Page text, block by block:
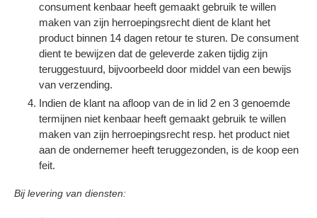
consument kenbaar heeft gemaakt gebruik te willen
maken van zijn herroepingsrecht dient de klant het
product binnen 14 dagen retour te sturen. De consument
dient te bewijzen dat de geleverde zaken tijdig zijn
teruggestuurd, bijvoorbeeld door middel van een bewijs
van verzending.
Indien de klant na afloop van de in lid 2 en 3 genoemde
termijnen niet kenbaar heeft gemaakt gebruik te willen
maken van zijn herroepingsrecht resp. het product niet
aan de ondernemer heeft teruggezonden, is de koop een
feit.
Bij levering van diensten: